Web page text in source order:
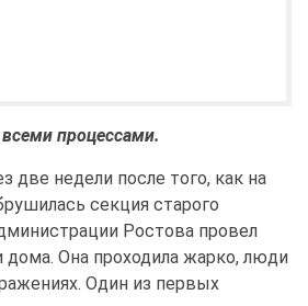
процессами.
две недели после того, как на
секция старого
Ростова провел
дома. Она проходила жарко, люди
Один из первых